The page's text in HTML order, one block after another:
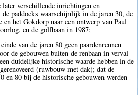
later verschillende inrichtingen en
paddocks waarschijnlijk in de jaren 30, de
het Gokdorp naar een ontwerp van Paul
en de golfbaan in 1987;
van de jaren 80 geen paardenrennen
de gebouwen buiten de renbaan in verval
duidelijke historische waarde hebben in de
(ruwbouw met dak); dat de
en 80 bij de historische gebouwen werden